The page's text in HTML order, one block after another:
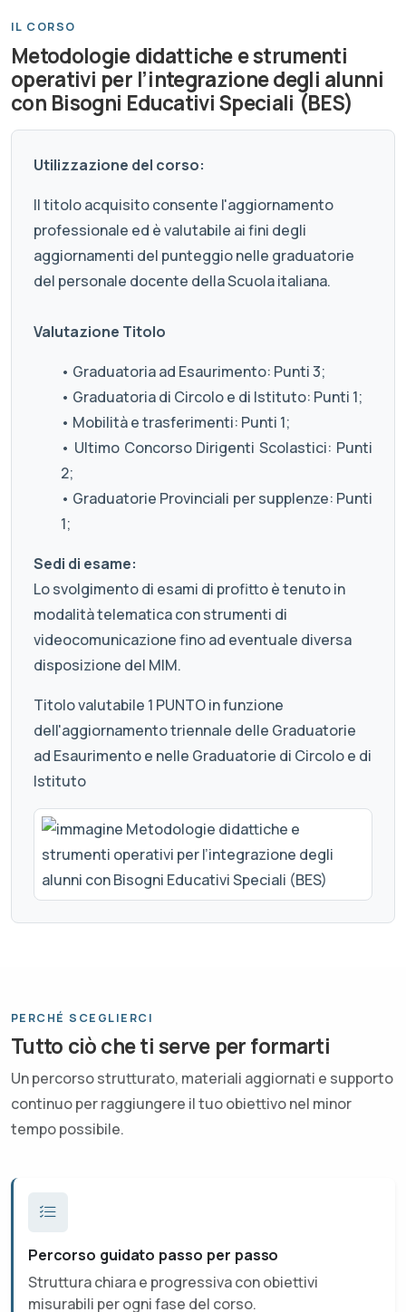
IL CORSO
Metodologie didattiche e strumenti
operativi per l’integrazione degli alunni
con Bisogni Educativi Speciali (BES)
Utilizzazione del corso:
Il titolo acquisito consente l'aggiornamento
professionale ed è valutabile ai fini degli
aggiornamenti del punteggio nelle graduatorie
del personale docente della Scuola italiana.
Valutazione Titolo
• Graduatoria ad Esaurimento: Punti 3;
• Graduatoria di Circolo e di Istituto: Punti 1;
• Mobilità e trasferimenti: Punti 1;
• Ultimo Concorso Dirigenti Scolastici: Punti
2;
• Graduatorie Provinciali per supplenze: Punti
1;
Sedi di esame:
Lo svolgimento di esami di profitto è tenuto in
modalità telematica con strumenti di
videocomunicazione fino ad eventuale diversa
disposizione del MIM.
Titolo valutabile 1 PUNTO in funzione
dell'aggiornamento triennale delle Graduatorie
ad Esaurimento e nelle Graduatorie di Circolo e di
Istituto
PERCHÉ SCEGLIERCI
Tutto ciò che ti serve per formarti
Un percorso strutturato, materiali aggiornati e supporto
continuo per raggiungere il tuo obiettivo nel minor
tempo possibile.
Percorso guidato passo per passo
Struttura chiara e progressiva con obiettivi
misurabili per ogni fase del corso.